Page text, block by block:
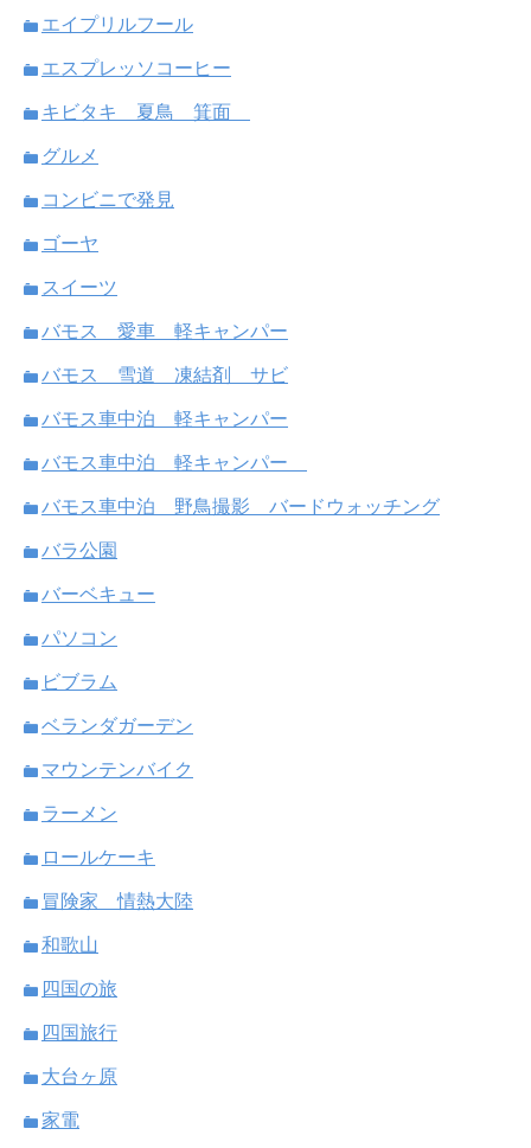
エイプリルフール
エスプレッソコーヒー
キビタキ 夏鳥 箕面
グルメ
コンビニで発見
ゴーヤ
スイーツ
バモス 愛車 軽キャンパー
バモス 雪道 凍結剤 サビ
バモス車中泊 軽キャンパー
バモス車中泊 軽キャンパー
バモス車中泊 野鳥撮影 バードウォッチング
バラ公園
バーベキュー
パソコン
ビブラム
ベランダガーデン
マウンテンバイク
ラーメン
ロールケーキ
冒険家 情熱大陸
和歌山
四国の旅
四国旅行
大台ヶ原
家電